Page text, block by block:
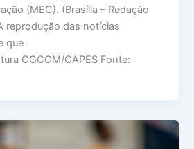
(MEC). (Brasília – Redação
reprodução das notícias
que
CGCOM/CAPES Fonte: